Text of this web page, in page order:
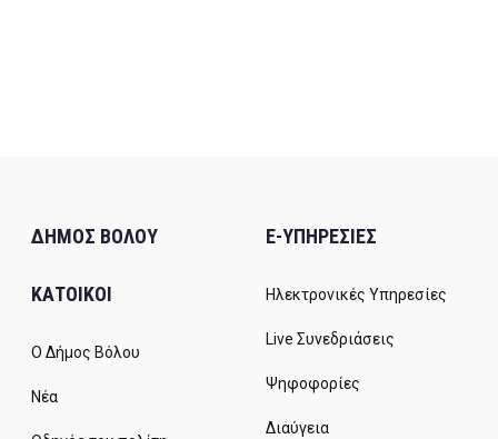
ΔΗΜΟΣ ΒΟΛΟΥ
ΚΑΤΟΙΚΟΙ
Ο Δήμος Βόλου
Νέα
E-ΥΠΗΡΕΣΙΕΣ
Ηλεκτρονικές Υπηρεσίες
Live Συνεδριάσεις
Ψηφοφορίες
Διαύγεια